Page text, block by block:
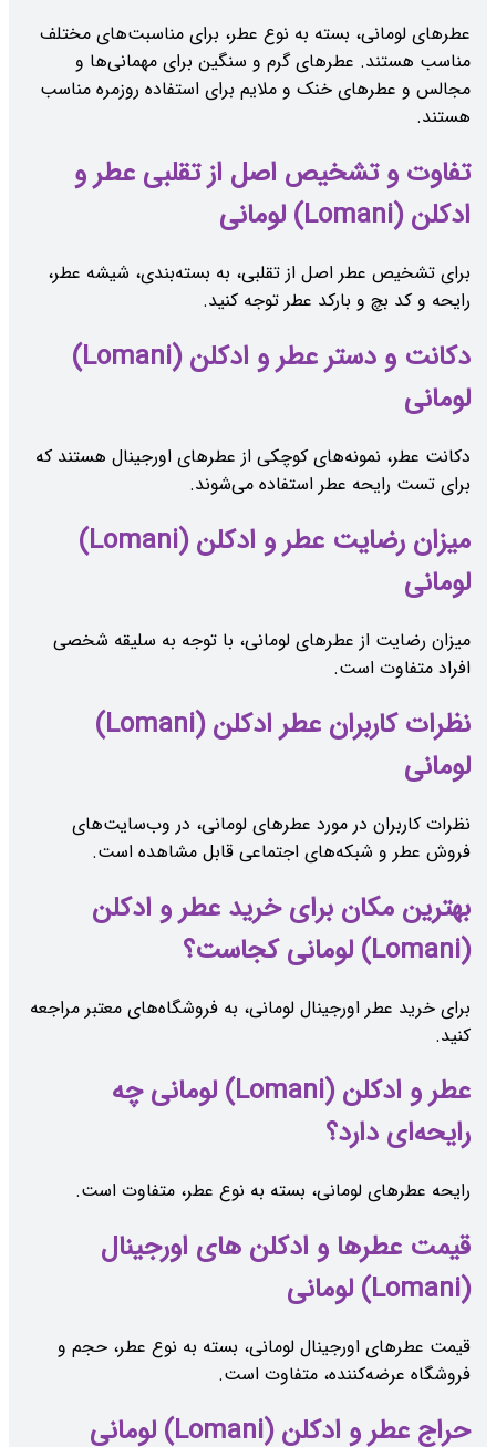
عطرهای لومانی، بسته به نوع عطر، برای مناسبت‌های مختلف
مناسب هستند. عطرهای گرم و سنگین برای مهمانی‌ها و
مجالس و عطرهای خنک و ملایم برای استفاده روزمره مناسب
هستند.
تفاوت و تشخیص اصل از تقلبی عطر و
ادکلن (Lomani) لومانی
برای تشخیص عطر اصل از تقلبی، به بسته‌بندی، شیشه عطر،
رایحه و کد بچ و بارکد عطر توجه کنید.
دکانت و دستر عطر و ادکلن (Lomani)
لومانی
دکانت عطر، نمونه‌های کوچکی از عطرهای اورجینال هستند که
برای تست رایحه عطر استفاده می‌شوند.
میزان رضایت عطر و ادکلن (Lomani)
لومانی
میزان رضایت از عطرهای لومانی، با توجه به سلیقه شخصی
افراد متفاوت است.
نظرات کاربران عطر ادکلن (Lomani)
لومانی
نظرات کاربران در مورد عطرهای لومانی، در وب‌سایت‌های
فروش عطر و شبکه‌های اجتماعی قابل مشاهده است.
بهترین مکان برای خرید عطر و ادکلن
(Lomani) لومانی کجاست؟
برای خرید عطر اورجینال لومانی، به فروشگاه‌های معتبر مراجعه
کنید.
عطر و ادکلن (Lomani) لومانی چه
رایحه‌ای دارد؟
رایحه عطرهای لومانی، بسته به نوع عطر، متفاوت است.
قیمت عطرها و ادکلن های اورجینال
(Lomani) لومانی
قیمت عطرهای اورجینال لومانی، بسته به نوع عطر، حجم و
فروشگاه عرضه‌کننده، متفاوت است.
حراج عطر و ادکلن (Lomani) لومانی